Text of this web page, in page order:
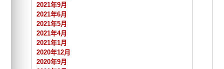
2021年9月
2021年6月
2021年5月
2021年4月
2021年1月
2020年12月
2020年9月